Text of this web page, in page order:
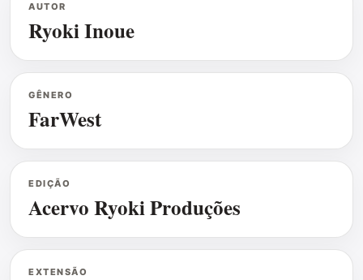
AUTOR
Ryoki Inoue
GÊNERO
FarWest
EDIÇÃO
Acervo Ryoki Produções
EXTENSÃO